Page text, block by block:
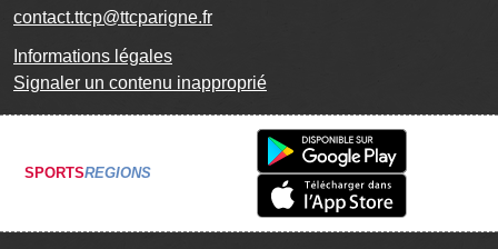
contact.ttcp@ttcparigne.fr
Informations légales
Signaler un contenu inapproprié
SPORTSREGIONS